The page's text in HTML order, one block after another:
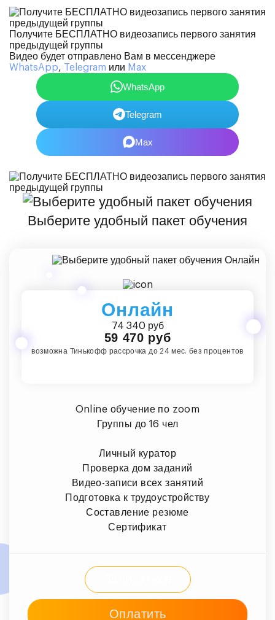
Получите БЕСПЛАТНО видеозапись первого занятия
предыдущей группы
Видео будет отправлено Вам в мессенджере
WhatsApp, Telegram или Max
WhatsApp
Telegram
Max
Выберите удобный пакет обучения
Онлайн
74 340 руб
59 470 руб
возможна Тинькофф рассрочка до 24 мес. без процентов
Online обучение по zoom
Группы до 16 чел
Личный куратор
Проверка дом заданий
Видео-записи всех занятий
Подготовка к трудоустройству
Составление резюме
Сертификат
Оплатить